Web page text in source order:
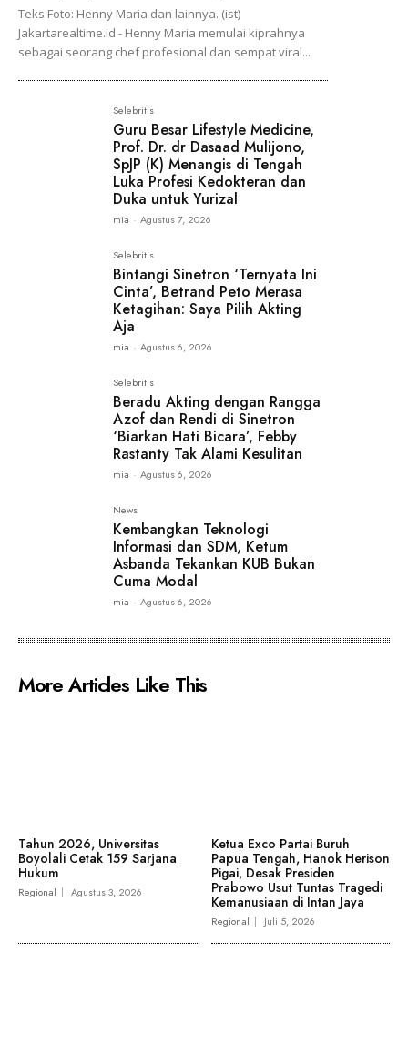
Teks Foto: Henny Maria dan lainnya. (ist)
Jakartarealtime.id - Henny Maria memulai kiprahnya
sebagai seorang chef profesional dan sempat viral...
Selebritis
Guru Besar Lifestyle Medicine,
Prof. Dr. dr Dasaad Mulijono,
SpJP (K) Menangis di Tengah
Luka Profesi Kedokteran dan
Duka untuk Yurizal
mia - Agustus 7, 2026
Selebritis
Bintangi Sinetron ‘Ternyata Ini
Cinta’, Betrand Peto Merasa
Ketagihan: Saya Pilih Akting
Aja
mia - Agustus 6, 2026
Selebritis
Beradu Akting dengan Rangga
Azof dan Rendi di Sinetron
‘Biarkan Hati Bicara’, Febby
Rastanty Tak Alami Kesulitan
mia - Agustus 6, 2026
News
Kembangkan Teknologi
Informasi dan SDM, Ketum
Asbanda Tekankan KUB Bukan
Cuma Modal
mia - Agustus 6, 2026
More Articles Like This
Tahun 2026, Universitas
Boyolali Cetak 159 Sarjana
Hukum
Regional Agustus 3, 2026
Ketua Exco Partai Buruh
Papua Tengah, Hanok Herison
Pigai, Desak Presiden
Prabowo Usut Tuntas Tragedi
Kemanusiaan di Intan Jaya
Regional Juli 5, 2026